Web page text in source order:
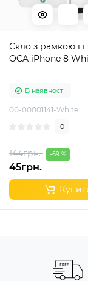
Скло з рамкою і
OCA iPhone 8
В наявності
00-00001141-White
0
144грн. -69 %
45грн.